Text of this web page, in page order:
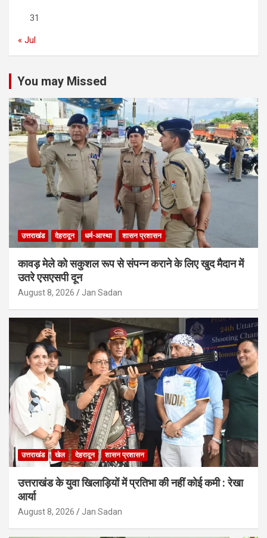
31
« Jul
You may Missed
उत्तराखंड देहरादून धर्म-आस्था शासन प्रशासन
कावड़ मेले को सकुशल रूप से संपन्न कराने के लिए खुद मैदान में
उतरे एसएसपी दून
August 8, 2026 Jan Sadan
उत्तराखंड खेल देहरादून शासन प्रशासन
उत्तराखंड के युवा खिलाड़ियों में प्रतिभा की नहीं कोई कमी : रेखा
आर्या
August 8, 2026 Jan Sadan